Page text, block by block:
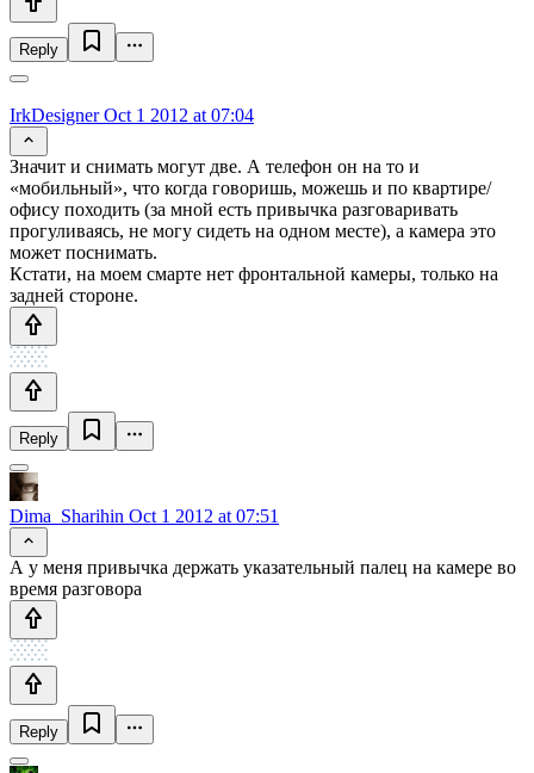
Reply
IrkDesignerOct 1 2012 at 07:04
Значит и снимать могут две. А телефон он на то и
«мобильный», что когда говоришь, можешь и по квартире/
офису походить (за мной есть привычка разговаривать
прогуливаясь, не могу сидеть на одном месте), а камера это
может поснимать.
Кстати, на моем смарте нет фронтальной камеры, только на
задней стороне.
Reply
Dima_Sharihin Oct 1 2012 at 07:51
А у меня привычка держать указательный палец на камере во
время разговора
Reply